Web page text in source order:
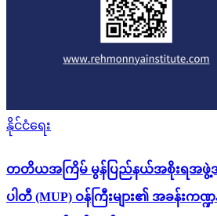
Posted
in
နိုင်ငံရေး
တတိယအကြိမ် မွန်ပြည်နယ်အစိုးရအဖွဲ့
ပါတီ (MUP) ဝန်ကြီးများ၏ အခန်းကဏ္ဍ